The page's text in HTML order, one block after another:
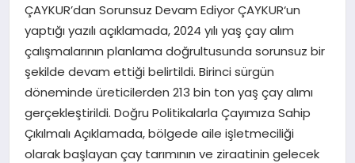
TEKNOLOJI
YAŞAM
ÇAYKUR’dan Sorunsuz Devam Ediyor ÇAYKUR‘un
yaptığı yazılı açıklamada, 2024 yılı yaş çay alım
çalışmalarının planlama doğrultusunda sorunsuz bir
şekilde devam ettiği belirtildi. Birinci sürgün
döneminde üreticilerden 213 bin ton yaş çay alımı
gerçekleştirildi. Doğru Politikalarla Çayımıza Sahip
Çıkılmalı Açıklamada, bölgede aile işletmeciliği
olarak başlayan çay tarımının ve ziraatinin gelecek